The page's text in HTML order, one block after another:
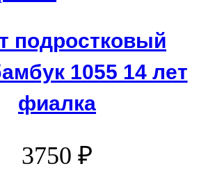
подростковый
1055 14 лет
фиалка
3750 ₽